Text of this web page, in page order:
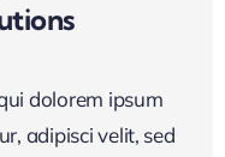
dolorem ipsum
adipisci velit, sed